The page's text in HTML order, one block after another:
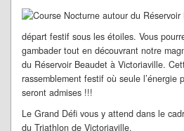
départ festif sous les étoiles. Vous
gambader tout en découvrant notre
du Réservoir Beaudet à Victoriaville.
rassemblement festif où seule l’énergie
seront admises !!!
Le Grand Défi vous y attend dans le
du Triathlon de Victoriaville.